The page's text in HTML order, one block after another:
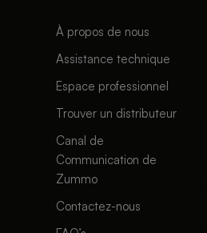
À propos de nous
Assistance technique
Espace professionnel
Trouver un distributeur
Canal de
Communication de
Zummo
Contactez-nous